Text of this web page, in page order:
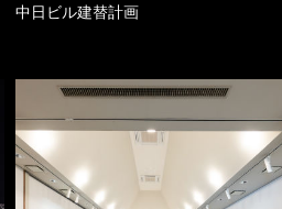
中日ビル建替計画